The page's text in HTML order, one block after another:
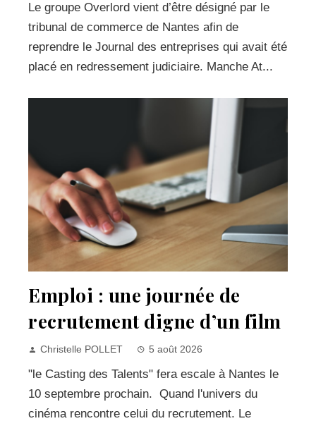
Le groupe Overlord vient d’être désigné par le
tribunal de commerce de Nantes afin de
reprendre le Journal des entreprises qui avait été
placé en redressement judiciaire. Manche At...
Emploi : une journée de
recrutement digne d’un film
Christelle POLLET 5 août 2026
"le Casting des Talents" fera escale à Nantes le
10 septembre prochain. Quand l'univers du
cinéma rencontre celui du recrutement. Le